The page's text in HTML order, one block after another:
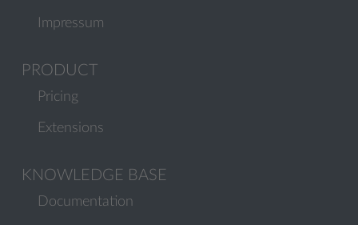
Impressum
PRODUCT
Pricing
Extensions
KNOWLEDGE BASE
Documentation